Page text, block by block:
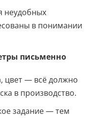
неудобных
в понимании
письменно
цвет — всё должно
в производство.
задание — тем